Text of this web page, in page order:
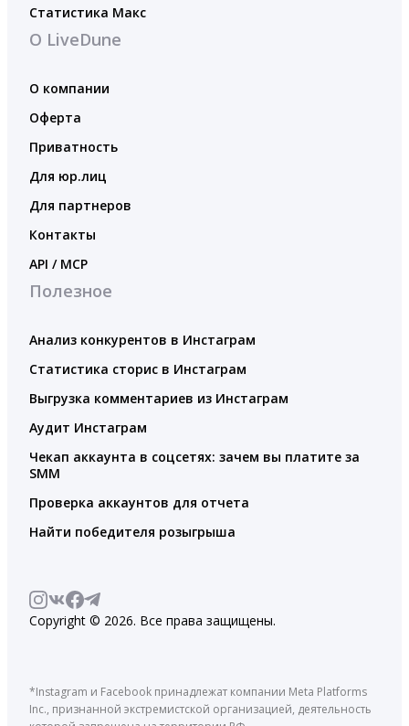
Статистика Макс
О LiveDune
О компании
Оферта
Приватность
Для юр.лиц
Для партнеров
Контакты
API / MCP
Полезное
Анализ конкурентов в Инстаграм
Статистика сторис в Инстаграм
Выгрузка комментариев из Инстаграм
Аудит Инстаграм
Чекап аккаунта в соцсетях: зачем вы платите за
SMM
Проверка аккаунтов для отчета
Найти победителя розыгрыша
Copyright © 2026. Все права защищены.
*Instagram и Facebook принадлежат компании Meta Platforms
Inc., признанной экстремистской организацией, деятельность